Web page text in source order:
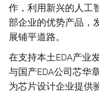
作，利用新兴的人工
部企业的优势产品，
展铺平道路。
在支持本土EDA产业
与国产EDA公司芯华
为芯片设计企业提供